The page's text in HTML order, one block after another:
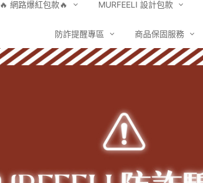
🔥 網路爆紅包款🔥 MURFEELI 設計包款
防詐提醒專區 商品保固服務